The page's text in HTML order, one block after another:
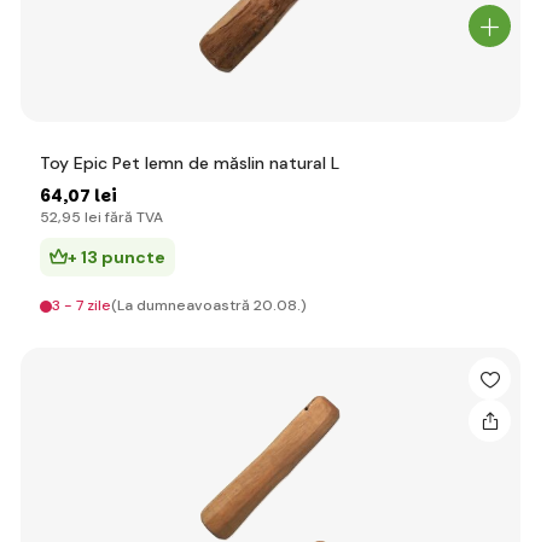
Toy Epic Pet lemn de măslin natural L
64,07 lei
52,95 lei fără TVA
+ 13 puncte
3 - 7 zile(La dumneavoastră 20.08.)